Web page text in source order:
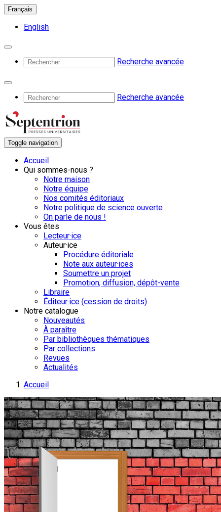
Français
English
Recherche avancée
Recherche avancée
Toggle navigation
Accueil
Qui sommes-nous ?
Notre maison
Notre équipe
Nos comités éditoriaux
Notre politique de science ouverte
On parle de nous !
Vous êtes
Lecteur·ice
Auteur·ice
Procédure éditoriale
Note aux auteur·ices
Soumettre un projet
Promotion, diffusion, dépôt-vente
Libraire
Éditeur·ice (cession de droits)
Notre catalogue
Nouveautés
À paraître
Par bibliothèques thématiques
Par collections
Revues
Actualités
Accueil